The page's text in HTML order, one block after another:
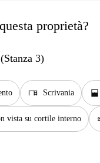
proprietà?
3)
desk Scrivania window_open
vista su cortile interno